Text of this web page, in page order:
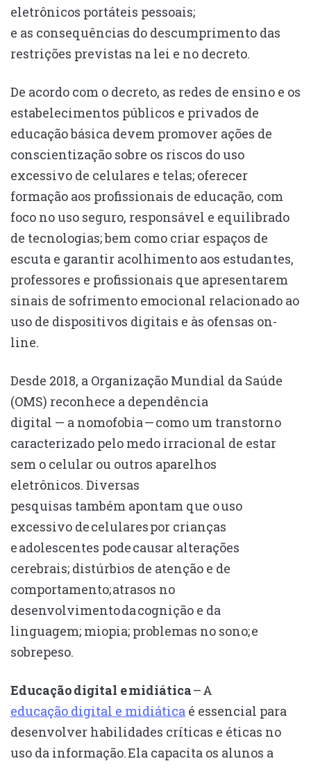
eletrônicos portáteis pessoais;
e as consequências do descumprimento das
restrições previstas na lei e no decreto.
De acordo com o decreto, as redes de ensino e os
estabelecimentos públicos e privados de
educação básica devem promover ações de
conscientização sobre os riscos do uso
excessivo de celulares e telas; oferecer
formação aos profissionais de educação, com
foco no uso seguro, responsável e equilibrado
de tecnologias; bem como criar espaços de
escuta e garantir acolhimento aos estudantes,
professores e profissionais que apresentarem
sinais de sofrimento emocional relacionado ao
uso de dispositivos digitais e às ofensas on-
line.
Desde 2018, a Organização Mundial da Saúde
(OMS) reconhece a dependência
digital — a nomofobia — como um transtorno
caracterizado pelo medo irracional de estar
sem o celular ou outros aparelhos
eletrônicos. Diversas
pesquisas também apontam que o uso
excessivo de celulares por crianças
e adolescentes pode causar alterações
cerebrais; distúrbios de atenção e de
comportamento; atrasos no
desenvolvimento da cognição e da
linguagem; miopia; problemas no sono; e
sobrepeso.
Educação digital e midiática– A
educação digital e midiática é essencial para
desenvolver habilidades críticas e éticas no
uso da informação. Ela capacita os alunos a